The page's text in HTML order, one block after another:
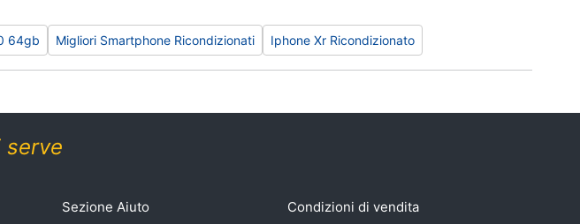
64gb Migliori Smartphone Ricondizionati Iphone Xr Ricondizionato
serve
Sezione Aiuto
Condizioni di vendita